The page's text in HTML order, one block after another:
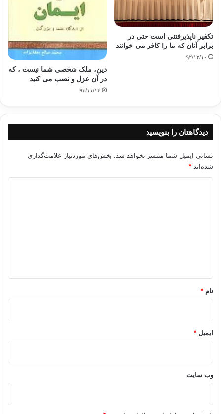
تکفیر ناپذیرفتنی است حتی در
برابر آنان که ما را کافر می خوانند
۹۲/۱۲/۱۰
دین، ملک شخصی شما نیست ، که
در آن عزل و نصب می کنید
۹۳/۱۱/۱۴
دیدگاهتان را بنویسید
نشانی ایمیل شما منتشر نخواهد شد. بخش‌های موردنیاز علامت‌گذاری
شده‌اند *
نام *
ایمیل *
وب‌ سایت